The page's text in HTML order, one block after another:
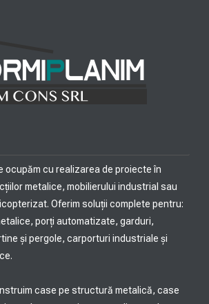
ocupăm cu realizarea de proiecte în
metalice, mobilierului industrial sau
Oferim soluții complete pentru:
porți automatizate, garduri,
și pergole, carporturi industriale și
case pe structură metalică, case